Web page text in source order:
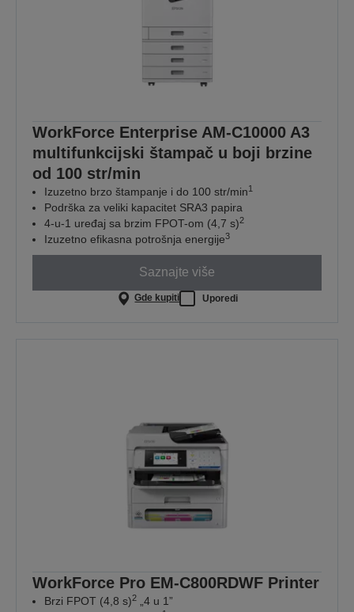
WorkForce Enterprise AM-C10000 A3
multifunkcijski štampač u boji brzine
od 100 str/min
Izuzetno brzo štampanje i do 100 str/min1
Podrška za veliki kapacitet SRA3 papira
4-u-1 uređaj sa brzim FPOT-om (4,7 s)2
Izuzetno efikasna potrošnja energije3
Saznajte više
Gde kupiti Uporedi
WorkForce Pro EM-C800RDWF Printer
Brzi FPOT (4,8 s)2
„4 u 1”